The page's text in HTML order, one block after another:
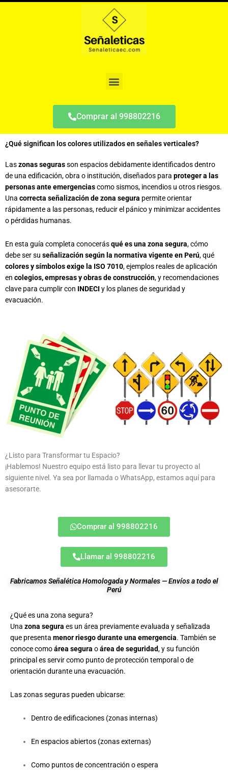
Menu
Comprar al 998802216
¿Qué significan los colores utilizados en señales verticales?
Laszonas segurasson espacios debidamente identificados dentro
de una edificación, obra o institución, diseñados para proteger a las
personas ante emergenciascomo sismos, incendios u otros riesgos.
Una correcta señalización de zona segura permite orientar
rápidamente a las personas, reducir el pánico y minimizar accidentes
o pérdidas humanas.
En esta guía completa conocerásqué es una zona segura, cómo
debe ser su señalización según la normativa vigente en Perú, qué
colores y símbolos exige la ISO 7010, ejemplos reales de aplicación
en colegios, empresas y obras de construcción, y recomendaciones
clave para cumplir con INDECI y los planes de seguridad y
evacuación.
¿Listo para Transformar tu Espacio?
¡Hablemos! Nuestro equipo está listo para llevar tu proyecto al
siguiente nivel. Ya sea por llamada o WhatsApp, estamos aquí para
asesorarte.
Comprar al 998802216
Llamar al 998802216
Fabricamos Señalética Homologada y Normales — Envíos a todo el
Perú
¿Qué es una zona segura?
Una zona segura es un área previamente evaluada y señalizada
que presenta menor riesgo durante una emergencia. También se
conoce comoárea segura oárea de seguridad, y su función
principal es servir como punto de protección temporal o de
orientación durante una evacuación.
Las zonas seguras pueden ubicarse:
Dentro de edificaciones (zonas internas)
En espacios abiertos (zonas externas)
Como puntos de concentración o espera